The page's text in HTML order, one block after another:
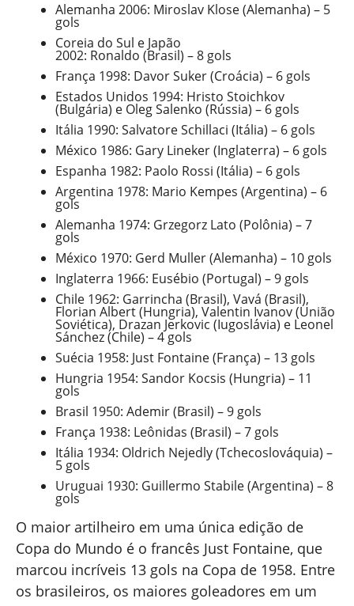
Alemanha 2006: Miroslav Klose (Alemanha) – 5
gols
Coreia do Sul e Japão
2002: Ronaldo (Brasil) – 8 gols
França 1998: Davor Suker (Croácia) – 6 gols
Estados Unidos 1994: Hristo Stoichkov
(Bulgária) e Oleg Salenko (Rússia) – 6 gols
Itália 1990: Salvatore Schillaci (Itália) – 6 gols
México 1986: Gary Lineker (Inglaterra) – 6 gols
Espanha 1982: Paolo Rossi (Itália) – 6 gols
Argentina 1978: Mario Kempes (Argentina) – 6
gols
Alemanha 1974: Grzegorz Lato (Polônia) – 7
gols
México 1970: Gerd Muller (Alemanha) – 10 gols
Inglaterra 1966: Eusébio (Portugal) – 9 gols
Chile 1962: Garrincha (Brasil), Vavá (Brasil),
Florian Albert (Hungria), Valentin Ivanov (União
Soviética), Drazan Jerkovic (Iugoslávia) e Leonel
Sánchez (Chile) – 4 gols
Suécia 1958: Just Fontaine (França) – 13 gols
Hungria 1954: Sandor Kocsis (Hungria) – 11
gols
Brasil 1950: Ademir (Brasil) – 9 gols
França 1938: Leônidas (Brasil) – 7 gols
Itália 1934: Oldrich Nejedly (Tchecoslováquia) –
5 gols
Uruguai 1930: Guillermo Stabile (Argentina) – 8
gols
O maior artilheiro em uma única edição de
Copa do Mundo é o francês Just Fontaine, que
marcou incríveis 13 gols na Copa de 1958. Entre
os brasileiros, os maiores goleadores em um